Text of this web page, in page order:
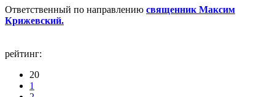
Ответственный по направлению священник Максим
Крижевский.
рейтинг:
20
1